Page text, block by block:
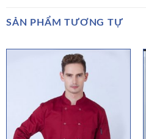
SẢN PHẨM TƯƠNG TỰ